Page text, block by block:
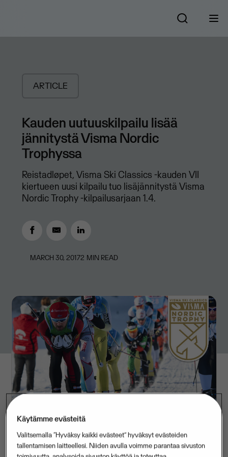
ARTICLE
Kauden uutuuskilpailu lisää
jännitystä Visma Nordic
Trophyssa
Reistadløpet, Visma Ski Classics -kauden VII
kiertueen uusi kilpailu tuo lisäjännitystä Visma
Nordic Trophy -kilpailusarjaan 1.4.
MARCH 30, 20172 MIN READ
Reistadløpet, Visma Ski Classics -kauden VII
Käytämme evästeitä
Valitsemalla “Hyväksy kaikki evästeet” hyväksyt evästeiden
tallentamisen laitteellesi. Niiden avulla voimme parantaa sivuston